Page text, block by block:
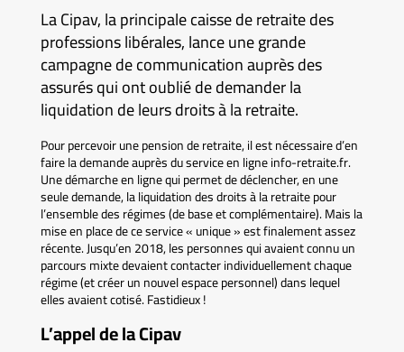
La Cipav, la principale caisse de retraite des
professions libérales, lance une grande
campagne de communication auprès des
assurés qui ont oublié de demander la
liquidation de leurs droits à la retraite.
Pour percevoir une pension de retraite, il est nécessaire d’en
faire la demande auprès du service en ligne info-retraite.fr.
Une démarche en ligne qui permet de déclencher, en une
seule demande, la liquidation des droits à la retraite pour
l’ensemble des régimes (de base et complémentaire). Mais la
mise en place de ce service « unique » est finalement assez
récente. Jusqu’en 2018, les personnes qui avaient connu un
parcours mixte devaient contacter individuellement chaque
régime (et créer un nouvel espace personnel) dans lequel
elles avaient cotisé. Fastidieux !
L’appel de la Cipav